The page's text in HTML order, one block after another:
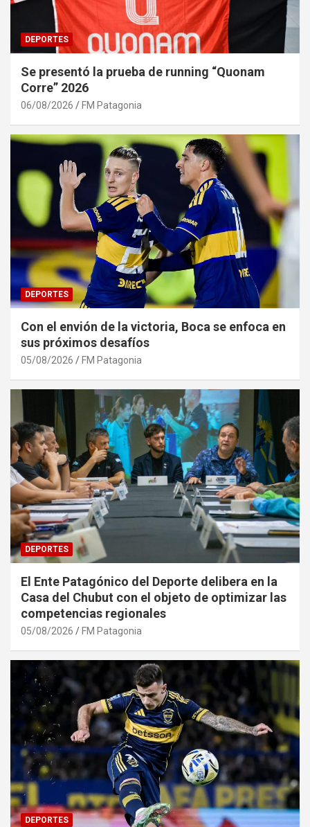
DEPORTES
Se presentó la prueba de running “Quonam
Corre” 2026
06/08/2026 FM Patagonia
DEPORTES
Con el envión de la victoria, Boca se enfoca en
sus próximos desafíos
05/08/2026 FM Patagonia
DEPORTES
El Ente Patagónico del Deporte delibera en la
Casa del Chubut con el objeto de optimizar las
competencias regionales
05/08/2026 FM Patagonia
DEPORTES